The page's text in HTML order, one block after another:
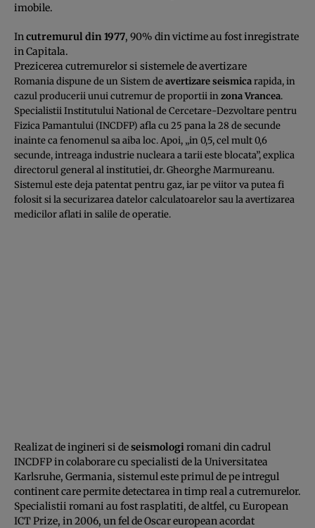
imobile.
Incutremurul din 1977, 90% din victime au fost inregistrate
in Capitala.
Prezicerea cutremurelor si sistemele de avertizare
Romania dispune de un Sistem deavertizare seismicarapida, in
cazul producerii unui cutremur de proportii inzona Vrancea.
Specialistii Institutului National de Cercetare-Dezvoltare pentru
Fizica Pamantului (INCDFP) afla cu 25 pana la 28 de secunde
inainte ca fenomenul sa aiba loc. Apoi, „in 0,5, cel mult 0,6
secunde, intreaga industrie nucleara a tarii este blocata”, explica
directorul general al institutiei, dr. Gheorghe Marmureanu.
Sistemul este deja patentat pentru gaz, iar pe viitor va putea fi
folosit si la securizarea datelor calculatoarelor sau la avertizarea
medicilor aflati in salile de operatie.
Realizat de ingineri si deseismologiromani din cadrul
INCDFP in colaborare cu specialisti de la Universitatea
Karlsruhe, Germania, sistemul este primul de pe intregul
continent care permite detectarea in timp real a cutremurelor.
Specialistii romani au fost rasplatiti, de altfel, cu European
ICT Prize, in 2006, un fel de Oscar european acordat